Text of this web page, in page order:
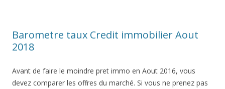
Barometre taux Credit immobilier Aout
2018
Avant de faire le moindre pret immo en Aout 2016, vous
devez comparer les offres du marché. Si vous ne prenez pas